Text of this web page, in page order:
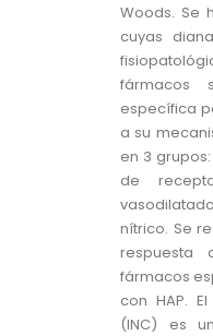
Woods. Se
cuyas
fármacos
específica
a su
en 3
de
nítrico. Se
respuesta
fármacos
con HAP.
(INC) es